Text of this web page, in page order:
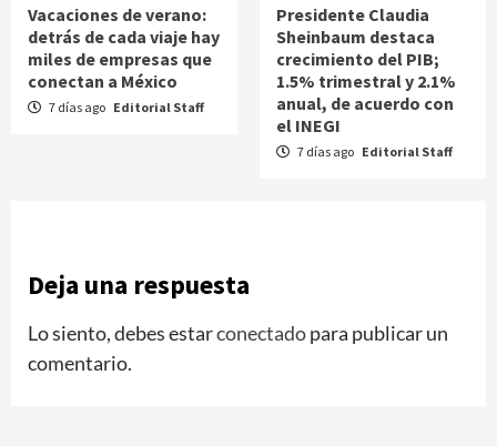
Vacaciones de verano:
detrás de cada viaje hay
miles de empresas que
conectan a México
7 días ago Editorial Staff
Presidente Claudia
Sheinbaum destaca
crecimiento del PIB;
1.5% trimestral y 2.1%
anual, de acuerdo con
el INEGI
7 días ago Editorial Staff
Deja una respuesta
Lo siento, debes estarconectadopara publicar un
comentario.